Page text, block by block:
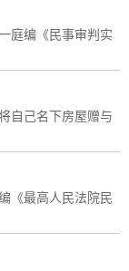
庭编《民事审判实
自己名下房屋赠与
《最高人民法院民